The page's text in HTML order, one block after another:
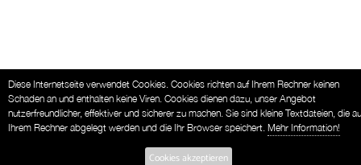
Diese Internetseite verwendet Cookies. Cookies richten auf Ihrem Rechner keinen
Schaden an und enthalten keine Viren. Cookies dienen dazu, unser Angebot
nutzerfreundlicher, effektiver und sicherer zu machen. Sie sind kleine Textdateien, die
Ihrem Rechner abgelegt werden und die Ihr Browser speichert. Mehr Information!
Cookies akzeptieren